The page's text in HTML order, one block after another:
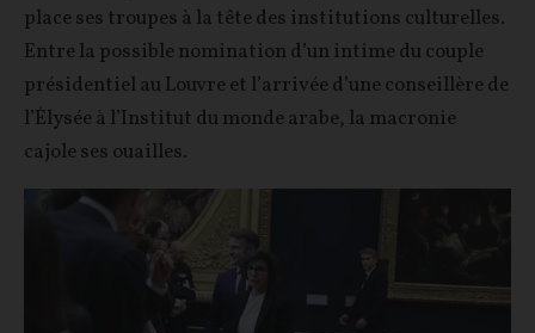
place ses troupes à la tête des institutions culturelles.
Entre la possible nomination d’un intime du couple
présidentiel au Louvre et l’arrivée d’une conseillère de
l’Élysée à l’Institut du monde arabe, la macronie
cajole ses ouailles.